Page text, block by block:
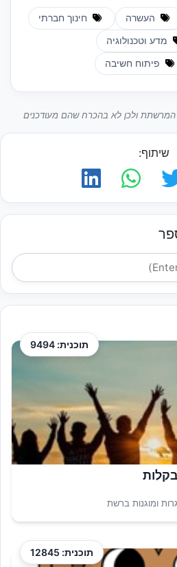
העשרה חינוך חברתי
מדע וטכנולוגיה
פיתוח חשיבה
המרשתת ולכן לא בהכרח שהם מעודכנים
שיתוף:
תוכנית: 9494
ומוגנות ברשת
תוכנית: 12845